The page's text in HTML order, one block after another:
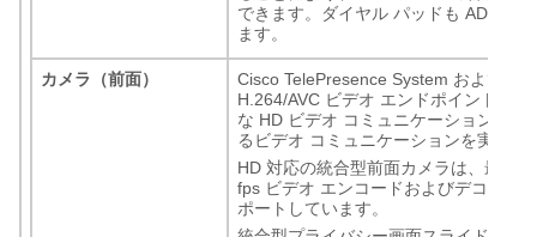
できます。ダイヤル パッドも ADA に
ます。
カメラ（前面）
Cisco TelePresence System および他の
H.264/AVC ビデオ エンドポイントと相
な HD ビデオ コミュニケーションによ
るビデオ コミュニケーションを実現し
HD 対応の統合型前面カメラは、最大
fps ビデオ エンコードおよびデコーデ
ポートしています。